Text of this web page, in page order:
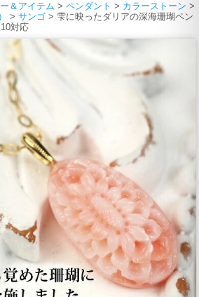
＆アイテム > ペンダント > カラーストーン >
> サンゴ > 雫に映ったダリアの深海珊瑚ペン
対応